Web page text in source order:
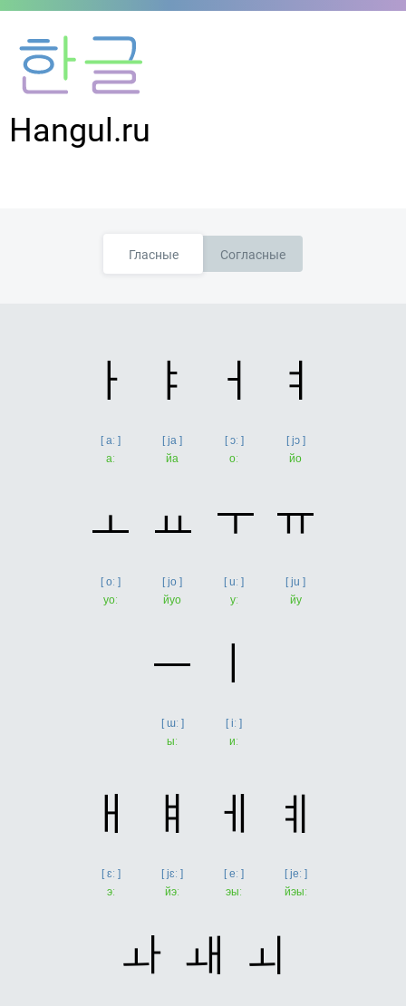
Hangul.ru
Гласные Согласные
ㅏ
[ aː ]
аː
ㅑ
[ ja ]
йа
ㅓ
[ ɔː ]
оː
ㅕ
[ jɔ ]
йо
ㅗ
[ oː ]
уоː
ㅛ
[ jo ]
йуо
ㅜ
[ uː ]
уː
ㅠ
[ ju ]
йу
ㅡ
[ ɯː ]
ыː
ㅣ
[ iː ]
иː
ㅐ
[ ɛː ]
эː
ㅒ
[ jɛː ]
йэː
ㅔ
[ eː ]
эыː
ㅖ
[ jeː ]
йэыː
ㅘ ㅙ ㅚ